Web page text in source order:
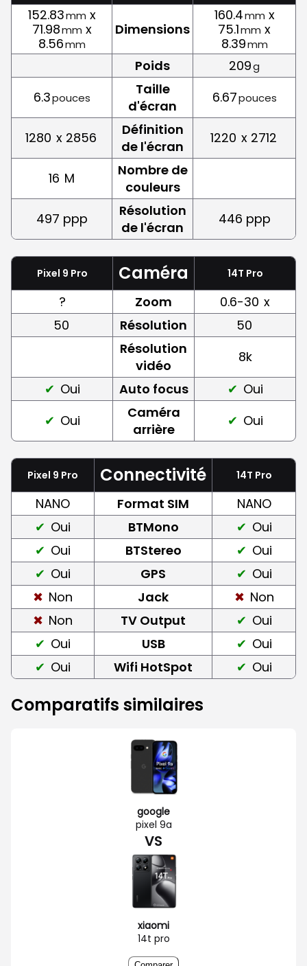
152.83mm x
71.98mm x
8.56mm
Dimensions
160.4mm x
75.1mm x
8.39mm
Poids 209g
6.3pouces
Taille
d'écran
6.67pouces
1280 x 2856
Définition
de l'écran
1220 x 2712
16 M
Nombre de
couleurs
497 ppp
Résolution
de l'écran
446 ppp
Pixel 9 Pro Caméra 14T Pro
? Zoom 0.6-30 x
50
Résolution
50
Résolution
vidéo
8k
Oui
Auto focus
Oui
Oui
Caméra
arrière
Oui
Pixel 9 Pro Connectivité 14T Pro
NANO Format SIM
NANO
Oui
BTMono
Oui
Oui
BTStereo
Oui
Oui
GPS
Oui
Non
Jack
Non
Non
TV Output
Oui
Oui
USB
Oui
Oui
Wifi HotSpot Oui
Comparatifs similaires
google
pixel 9a
VS
xiaomi
14t pro